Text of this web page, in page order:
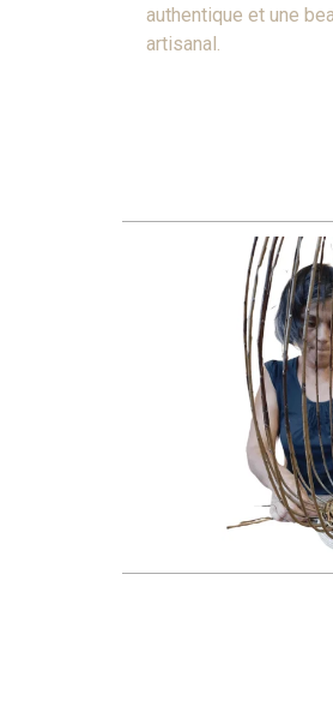
authentique et une
artisanal.